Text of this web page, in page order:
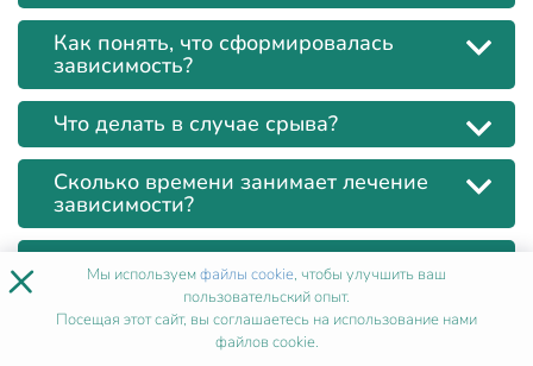
Как понять, что сформировалась
зависимость?
Что делать в случае срыва?
Сколько времени занимает лечение
зависимости?
Как действовать, если человек не хочет
лечиться?
Что эффективнее: психотерапия или
× Мы используемфайлы cookie, чтобы улучшить ваш
пользовательский опыт.
Посещая этот сайт, вы соглашаетесь на использование нами
файлов cookie.